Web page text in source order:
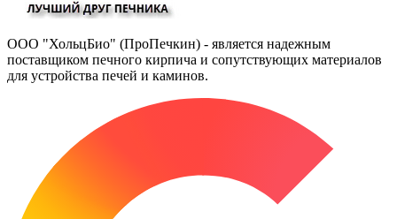
ООО "ХольцБио" (ПроПечкин) - является надежным
поставщиком печного кирпича и сопутствующих материалов
для устройства печей и каминов.